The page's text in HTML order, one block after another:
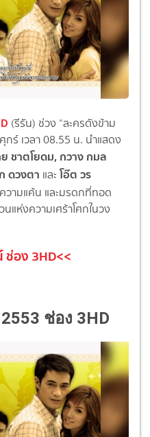
(รีรัน) ช่วง “ละครดังข้าม
ร์ เวลา 08.55 น. นำแสดง
ชาตโยดม, กวาง กมล
ดวงตา และโอ๊ต วร
วามแค้น และมรดกที่ทอด
แห่งความเศร้าโศกในวง
ช่อง 3HD<<
ช่อง 3HD